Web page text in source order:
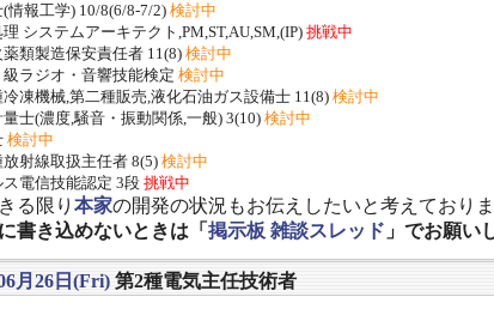
情報工学) 10/8(6/8-7/2)検討中
システムアーキテクト,PM,ST,AU,SM,(IP) 挑戦中
類製造保安責任者 11(8) 検討中
級ラジオ・音響技能検定 検討中
凍機械,第二種販売,液化石油ガス設備士 11(8) 検討中
士(濃度,騒音・振動関係,一般) 3(10) 検討中
検討中
射線取扱主任者 8(5)検討中
ス電信技能認定 3段 挑戦中
る限り 本家の開発の状況もお伝えしたいと考えておりま
書き込めないときは「 掲示板 雑談スレッド 」でお願い
月26日(Fri) 第2種電気主任技術者